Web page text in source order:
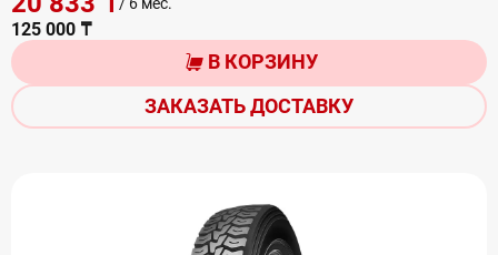
125 000 ₸
В КОРЗИНУ
ЗАКАЗАТЬ ДОСТАВКУ